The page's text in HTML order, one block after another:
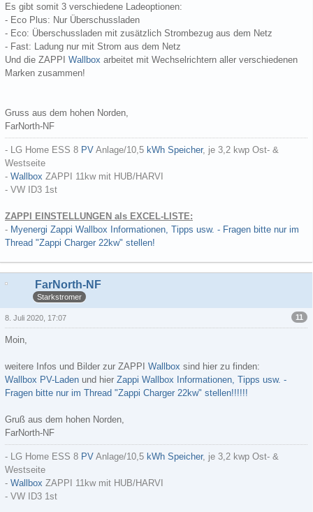
Es gibt somit 3 verschiedene Ladeoptionen:
- Eco Plus: Nur Überschussladen
- Eco: Überschussladen mit zusätzlich Strombezug aus dem Netz
- Fast: Ladung nur mit Strom aus dem Netz
Und die ZAPPI Wallbox arbeitet mit Wechselrichtern aller verschiedenen
Marken zusammen!
Gruss aus dem hohen Norden,
FarNorth-NF
- LG Home ESS 8 PV Anlage/10,5 kWh Speicher, je 3,2 kwp Ost- &
Westseite
- Wallbox ZAPPI 11kw mit HUB/HARVI
- VW ID3 1st
ZAPPI EINSTELLUNGEN als EXCEL-LISTE:
- Myenergi Zappi Wallbox Informationen, Tipps usw. - Fragen bitte nur im
Thread "Zappi Charger 22kw" stellen!
FarNorth-NF
Starkstromer
11
8. Juli 2020, 17:07
Moin,
weitere Infos und Bilder zur ZAPPI Wallbox sind hier zu finden:
Wallbox PV-Laden und hier Zappi Wallbox Informationen, Tipps usw. -
Fragen bitte nur im Thread "Zappi Charger 22kw" stellen!!!!!!
Gruß aus dem hohen Norden,
FarNorth-NF
- LG Home ESS 8 PV Anlage/10,5 kWh Speicher, je 3,2 kwp Ost- &
Westseite
- Wallbox ZAPPI 11kw mit HUB/HARVI
- VW ID3 1st